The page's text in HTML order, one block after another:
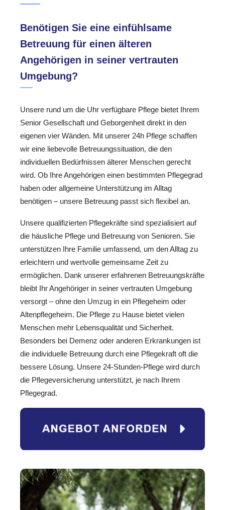
Benötigen Sie eine einfühlsame
Betreuung für einen älteren
Angehörigen in seiner vertrauten
Umgebung?
Unsere rund um die Uhr verfügbare Pflege bietet Ihrem
Senior Gesellschaft und Geborgenheit direkt in den
eigenen vier Wänden. Mit unserer 24h Pflege schaffen
wir eine liebevolle Betreuungssituation, die den
individuellen Bedürfnissen älterer Menschen gerecht
wird. Ob Ihre Angehörigen einen bestimmten Pflegegrad
haben oder allgemeine Unterstützung im Alltag
benötigen – unsere Betreuung passt sich flexibel an.
Unsere qualifizierten Pflegekräfte sind spezialisiert auf
die häusliche Pflege und Betreuung von Senioren. Sie
unterstützen Ihre Familie umfassend, um den Alltag zu
erleichtern und wertvolle gemeinsame Zeit zu
ermöglichen. Dank unserer erfahrenen Betreuungskräfte
bleibt Ihr Angehöriger in seiner vertrauten Umgebung
versorgt – ohne den Umzug in ein Pflegeheim oder
Altenpflegeheim. Die Pflege zu Hause bietet vielen
Menschen mehr Lebensqualität und Sicherheit.
Besonders bei Demenz oder anderen Erkrankungen ist
die individuelle Betreuung durch eine Pflegekraft oft die
bessere Lösung. Unsere 24-Stunden-Pflege wird durch
die Pflegeversicherung unterstützt, je nach Ihrem
Pflegegrad.